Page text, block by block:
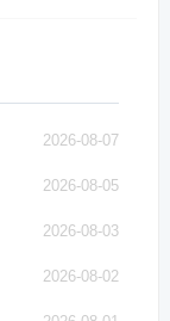
2026-08-07
2026-08-05
2026-08-03
2026-08-02